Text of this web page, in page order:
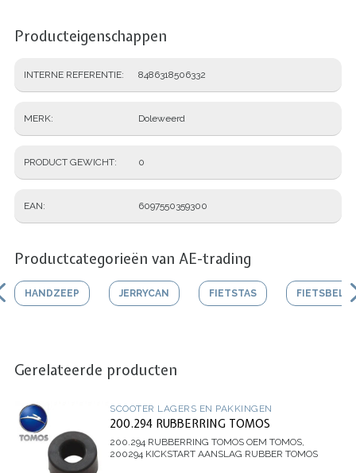
Producteigenschappen
INTERNE REFERENTIE 8486318506332
MERK Doleweerd
PRODUCT GEWICHT 0
EAN 6097550359300
Productcategorieën van AE-trading
HANDZEEP JERRYCAN FIETSTAS FIETSBEL
Gerelateerde producten
SCOOTER LAGERS EN PAKKINGEN
200.294 RUBBERRING TOMOS
200.294 RUBBERRING TOMOS OEM TOMOS,
200294 KICKSTART AANSLAG RUBBER TOMOS